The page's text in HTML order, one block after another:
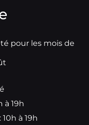
pour les mois de
à 19h
à 19h